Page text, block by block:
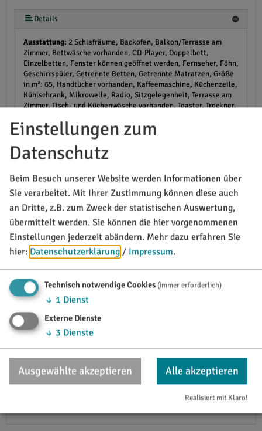
Details
Ausstattung: 2 Schlafräume, Backofen, Balkon/Terrasse am
Zimmer, Bettwäsche vorhanden, CD-Player, Doppelbett,
Einzelbetten, Fenster können geöffnet werden, Fernseher, Föhn,
Geschirrspüler, Getrennte Betten, Getrennte Matratzen, Größe
in m²: 65, Handtücher vorhanden, Kaffeemaschine, Küchenzeile,
Kühlschrank, Mikrowelle, Radio, Sitzgelegenheit, Terrasse am
Zimmer, Tisch- und Küchenwäsche vorhanden, Toaster, Trockner,
Sanitär:Badewanne, Badezimmer mit Fenster, WC, WC und
DuscheLage:Gartenseite, Haupthaus
Größe (Quadratmeter): 65
Verfügbarkeiten anzeigen
Informationen von Ihrem Gastgeber
Ausstattung & Information
Adresse
Ferienhaus Maier
Am Bach 2
Morsbach
Einstellungen zum
Datenschutz
Beim Besuch unserer Website werden Informationen über
Sie verarbeitet. Mit Ihrer Zustimmung können diese auch
an Dritte, z.B. zum Zweck der statistischen Auswertung,
übermittelt werden. Sie können die hier vorgenommenen
Einstellungen jederzeit abändern. Mehr dazu erfahren Sie
hier: Datenschutzerklärung / Impressum.
Technisch notwendige Cookies(immer erforderlich)
↓ 1 Dienst
Externe Dienste
↓ 3 Dienste
Ausgewählte akzeptieren Alle akzeptieren
Realisiert mit Klaro!